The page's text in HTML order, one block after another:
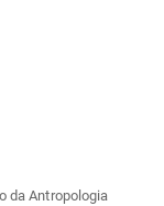
da Antropologia